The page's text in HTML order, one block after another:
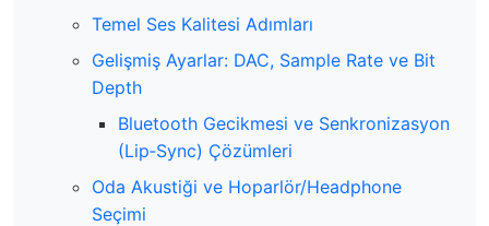
Temel Ses Kalitesi Adımları
Gelişmiş Ayarlar: DAC, Sample Rate ve Bit
Depth
Bluetooth Gecikmesi ve Senkronizasyon
(Lip‑Sync) Çözümleri
Oda Akustiği ve Hoparlör/Headphone
Seçimi